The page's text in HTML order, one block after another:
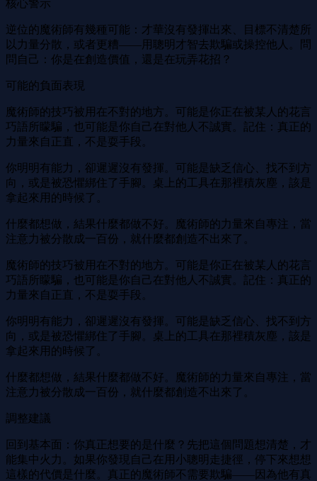
核心警示
逆位的魔術師有幾種可能：才華沒有發揮出來、目標不清楚所
以力量分散，或者更糟——用聰明才智去欺騙或操控他人。問
問自己：你是在創造價值，還是在玩弄花招？
可能的負面表現
魔術師的技巧被用在不對的地方。可能是你正在被某人的花言
巧語所矇騙，也可能是你自己在對他人不誠實。記住：真正的
力量來自正直，不是耍手段。
你明明有能力，卻遲遲沒有發揮。可能是缺乏信心、找不到方
向，或是被恐懼綁住了手腳。桌上的工具在那裡積灰塵，該是
拿起來用的時候了。
什麼都想做，結果什麼都做不好。魔術師的力量來自專注，當
注意力被分散成一百份，就什麼都創造不出來了。
魔術師的技巧被用在不對的地方。可能是你正在被某人的花言
巧語所矇騙，也可能是你自己在對他人不誠實。記住：真正的
力量來自正直，不是耍手段。
你明明有能力，卻遲遲沒有發揮。可能是缺乏信心、找不到方
向，或是被恐懼綁住了手腳。桌上的工具在那裡積灰塵，該是
拿起來用的時候了。
什麼都想做，結果什麼都做不好。魔術師的力量來自專注，當
注意力被分散成一百份，就什麼都創造不出來了。
調整建議
回到基本面：你真正想要的是什麼？先把這個問題想清楚，才
能集中火力。如果你發現自己在用小聰明走捷徑，停下來想想
這樣的代價是什麼。真正的魔術師不需要欺騙——因為他有真